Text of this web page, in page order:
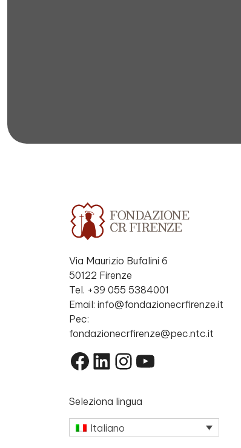
Via Maurizio Bufalini 6
50122 Firenze
Tel. +39 055 5384001
Email: info@fondazionecrfirenze.it
Pec:
fondazionecrfirenze@pec.ntc.it
Facebook
LinkedIn
Instagram
YouTube
Seleziona lingua
Italiano